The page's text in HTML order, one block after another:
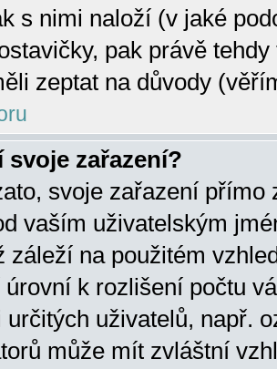
s nimi naloží (v jaké
pak právě
zeptat na důvody
svoje zařazení?
svoje zařazení přímo
vaším uživatelským
záleží na použitém
úrovní k rozlišení počtu
určitých uživatelů, např.
může mít zvláštní